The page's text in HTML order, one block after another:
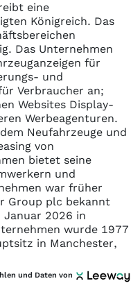
eine
Königreich. Das
Das Unternehmen
für
und
Verbraucher an;
Websites Display-
Werbeagenturen.
Neufahrzeuge und
von
bietet seine
und
war früher
Group plc bekannt
Januar 2026 in
wurde 1977
in Manchester,
und Daten von